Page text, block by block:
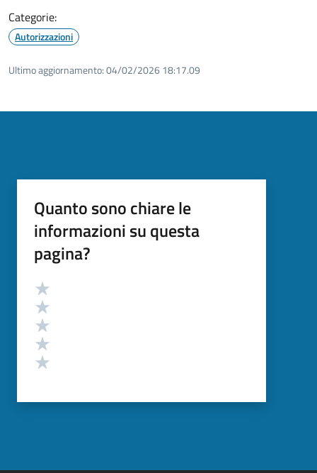
Categorie:
Autorizzazioni
Ultimo aggiornamento:04/02/2026 18:17.09
Quanto sono chiare le
informazioni su questa
pagina?
Valutazione